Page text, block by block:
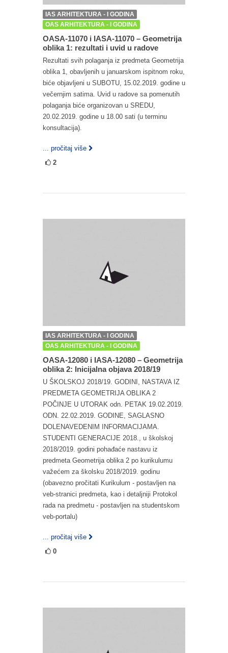
IAS ARHITEKTURA - I GODINA
OAS ARHITEKTURA - I GODINA
OASA-11070 i IASA-11070 – Geometrija
oblika 1: rezultati i uvid u radove
Rezultati svih polaganja iz predmeta Geometrija
oblika 1, obavljenih u januarskom ispitnom roku,
biće objavljeni u SUBOTU, 15.02.2019. godine u
večernjim satima. Uvid u radove sa pomenutih
polaganja biće organizovan u SREDU,
20.02.2019. godine u 18.00 sati (u terminu
konsultacija).
... pročitaj više
2
IAS ARHITEKTURA - I GODINA
OAS ARHITEKTURA - I GODINA
OASA-12080 i IASA-12080 – Geometrija
oblika 2: Inicijalna objava 2018/19
U ŠKOLSKOJ 2018/19. GODINI, NASTAVA IZ
PREDMETA GEOMETRIJA OBLIKA 2
POČINJE U UTORAK odn. PETAK 19.02.2019.
ODN. 22.02.2019. GODINE, SAGLASNO
DOLENAVEDENIM INFORMACIJAMA.
STUDENTI GENERACIJE 2018., u školskoj
2018/2019. godini pohađaće nastavu iz
predmeta Geometrija oblika 2 po kurikulumu
važećem za školsku 2018/2019. godinu
(obavezno pročitati Kurikulum - postavljen na
veb-stranici predmeta, kao i detaljniji Protokol
rada na predmetu - postavljen na studentskom
veb-portalu)
... pročitaj više
0